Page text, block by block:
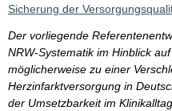
Sicherung der
Der vorliegende
NRW-Systematik im Hinblick
möglicherweise zu einer
Herzinfarktversorgung in
der Umsetzbarkeit im